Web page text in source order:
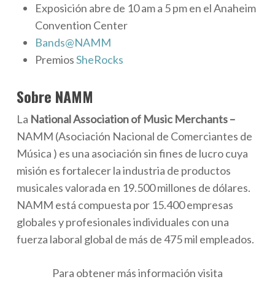
Exposición abre de 10 am a 5 pm en el Anaheim
Convention Center
Bands@NAMM
PremiosSheRocks
Sobre NAMM
La National Association of Music Merchants –
NAMM (Asociación Nacional de Comerciantes de
Música ) es una asociación sin fines de lucro cuya
misión es fortalecer la industria de productos
musicales valorada en 19.500 millones de dólares.
NAMM está compuesta por 15.400 empresas
globales y profesionales individuales con una
fuerza laboral global de más de 475 mil empleados.
Para obtener más información visita